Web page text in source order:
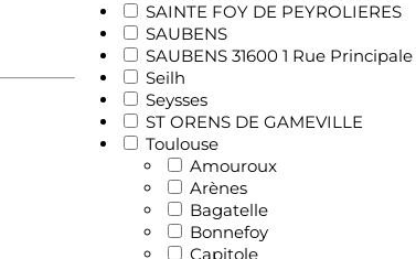
SAINTE FOY DE PEYROLIERES
SAUBENS
SAUBENS 31600 1 Rue Principale
Seilh
Seysses
ST ORENS DE GAMEVILLE
Toulouse
Amouroux
Arènes
Bagatelle
Bonnefoy
Capitole